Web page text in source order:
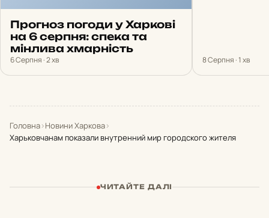
Прогноз погоди у Харкові
на 6 серпня: спека та
мінлива хмарність
6 Серпня · 2 хв 8 Серпня · 1 хв
Головна›Новини Харкова›
Харьковчанам показали внутренний мир городского жителя
ЧИТАЙТЕ ДАЛІ